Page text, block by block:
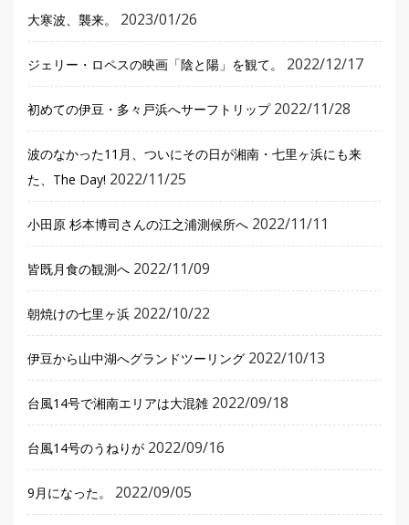
大寒波、襲来。 2023/01/26
ジェリー・ロペスの映画「陰と陽」を観て。 2022/12/17
初めての伊豆・多々戸浜へサーフトリップ 2022/11/28
波のなかった11月、ついにその日が湘南・七里ヶ浜にも来
た、The Day! 2022/11/25
小田原 杉本博司さんの江之浦測候所へ 2022/11/11
皆既月食の観測へ 2022/11/09
朝焼けの七里ヶ浜 2022/10/22
伊豆から山中湖へグランドツーリング 2022/10/13
台風14号で湘南エリアは大混雑 2022/09/18
台風14号のうねりが 2022/09/16
9月になった。 2022/09/05